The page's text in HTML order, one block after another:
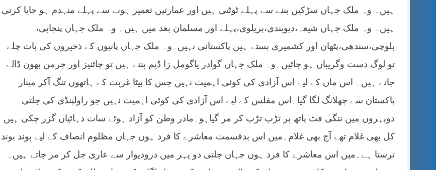
ہیں۔ وہ ملک جہاں سڑکیں بننے سے پہلے ٹوٹتی ہیں اور عمارتیں تعمیر ہونے سے پہلے منہدم ہو جایا کرتی
ہیں۔ وہ ملک جہاں شیعہ،دیوبندی،بریلوی،پہلے اور مسلمان بعد میں ہیں۔ وہ ملک جہاں پنجابی،
بلوچی،سندھی،پٹھان اور کشمیری بستے ہیں پاکستانی نہیں۔وہ ملک جہاں پانیوں کے ذخیروں کی بات چلے
تو لوگ دست وگریباں ہو جائیں۔وہ ملک جہاں گوادر یاگومل زا ڈیم بنتے ہیں تو چائنیز اور جرمن بھون ڈالے
جاتے ہیں۔ اس ماں کے لیے اس آزادی کی کوئی اہمیت نہیں جس کا بیٹا غربت کے ہاتھوں تنگ آکر مینار
پاکستان سے چھلانگ لگا گیا۔اس مفلس کے لیے اس آزادی کی کوئی اہمیت نہیں جو راولپنڈی کی جلتی
دوپہروں میں ننگی فٹ پاتھ پر تڑپ تڑپ کر مر گیاہو۔مادر وطن کو آزاد ہوئے سات دہائیاں گزر چکی ہیں
کل بھی غلام تھے آج بھی غلام۔میں اس بدقسمت معاشرے کا فرد ہوں جہاں مظلوم انصاف کے لیے بوند بوند
ترستا ہے۔میں اس معاشرے کا فرد ہوں جہاں جلتی دو پہر میں درودیوار سے عاری جل کر مر جاتے ہیں۔